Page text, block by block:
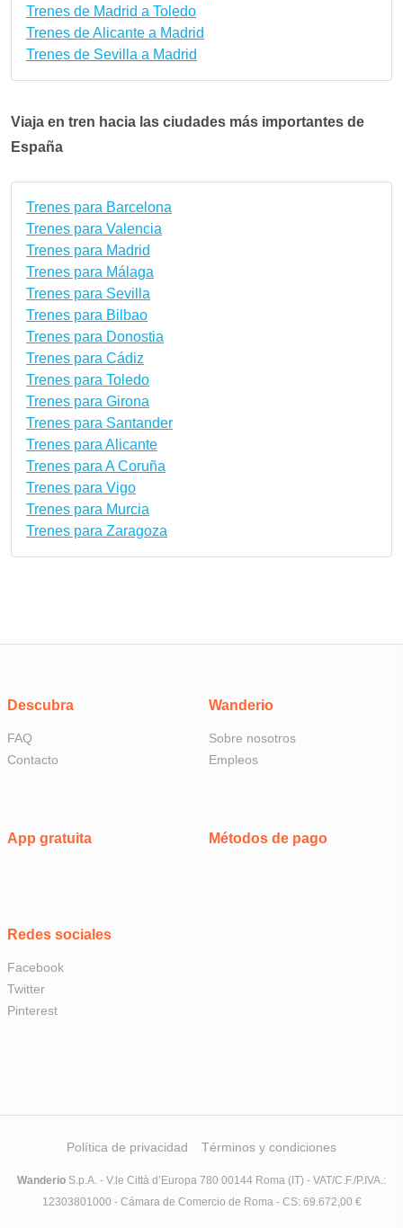
Trenes de Madrid a Toledo
Trenes de Alicante a Madrid
Trenes de Sevilla a Madrid
Viaja en tren hacia las ciudades más importantes de
España
Trenes para Barcelona
Trenes para Valencia
Trenes para Madrid
Trenes para Málaga
Trenes para Sevilla
Trenes para Bilbao
Trenes para Donostia
Trenes para Cádiz
Trenes para Toledo
Trenes para Girona
Trenes para Santander
Trenes para Alicante
Trenes para A Coruña
Trenes para Vigo
Trenes para Murcia
Trenes para Zaragoza
Descubra
FAQ
Contacto
Wanderio
Sobre nosotros
Empleos
App gratuita
Redes sociales
Facebook
Twitter
Pinterest
Métodos de pago
Política de privacidad Términos y condiciones
Wanderio S.p.A. - V.le Città d’Europa 780 00144 Roma (IT) - VAT/C.F./P.IVA.:
12303801000 - Cámara de Comercio de Roma - CS: 69.672,00 €